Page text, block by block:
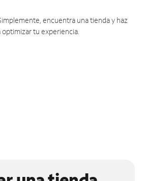
encuentra una tienda y haz
tu experiencia.